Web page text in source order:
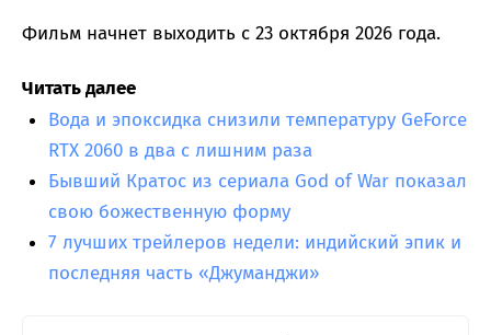
Фильм начнет выходить с 23 октября 2026 года.
Читать далее
Вода и эпоксидка снизили температуру GeForce
RTX 2060 в два с лишним раза
Бывший Кратос из сериала God of War показал
свою божественную форму
7 лучших трейлеров недели: индийский эпик и
последняя часть «Джуманджи»